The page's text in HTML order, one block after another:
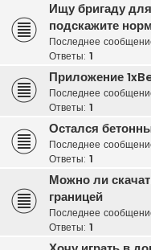
Ищу бригаду
подскажите
Последнее
Ответы: 1
Приложение
Последнее
Ответы: 1
Остался
Последнее
Ответы: 1
Можно ли
границей
Последнее
Ответы: 1